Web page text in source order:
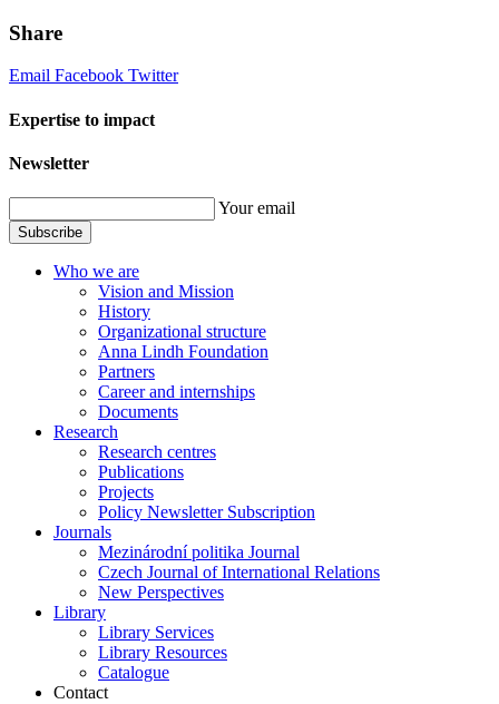
Share
Email Facebook Twitter
Expertise to impact
Newsletter
Your email
Subscribe
Who we are
Vision and Mission
History
Organizational structure
Anna Lindh Foundation
Partners
Career and internships
Documents
Research
Research centres
Publications
Projects
Policy Newsletter Subscription
Journals
Mezinárodní politika Journal
Czech Journal of International Relations
New Perspectives
Library
Library Services
Library Resources
Catalogue
Contact